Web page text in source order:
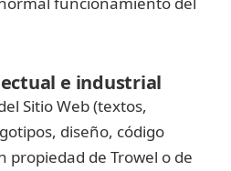
e industrial
Sitio Web (textos,
diseño, código
propiedad de Trowel o de